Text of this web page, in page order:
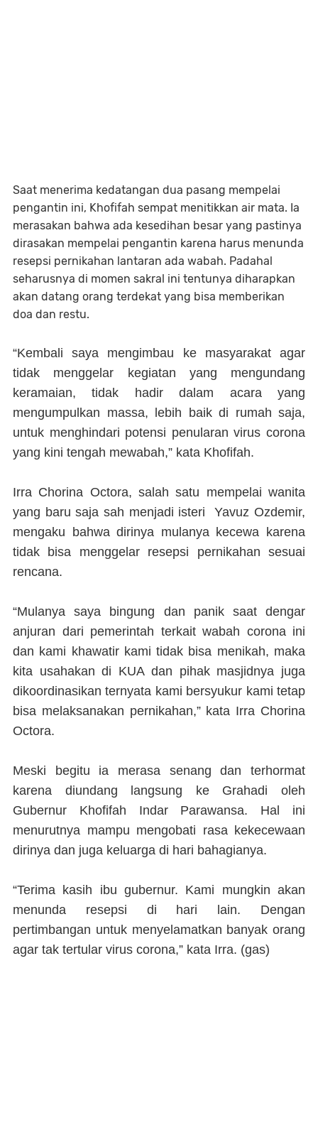
Saat menerima kedatangan dua pasang mempelai
pengantin ini, Khofifah sempat menitikkan air mata. Ia
merasakan bahwa ada kesedihan besar yang pastinya
dirasakan mempelai pengantin karena harus menunda
resepsi pernikahan lantaran ada wabah. Padahal
seharusnya di momen sakral ini tentunya diharapkan
akan datang orang terdekat yang bisa memberikan
doa dan restu.
“Kembali saya mengimbau ke masyarakat agar
tidak menggelar kegiatan yang mengundang
keramaian, tidak hadir dalam acara yang
mengumpulkan massa, lebih baik di rumah saja,
untuk menghindari potensi penularan virus corona
yang kini tengah mewabah,” kata Khofifah.
Irra Chorina Octora, salah satu mempelai wanita
yang baru saja sah menjadi isteri Yavuz Ozdemir,
mengaku bahwa dirinya mulanya kecewa karena
tidak bisa menggelar resepsi pernikahan sesuai
rencana.
“Mulanya saya bingung dan panik saat dengar
anjuran dari pemerintah terkait wabah corona ini
dan kami khawatir kami tidak bisa menikah, maka
kita usahakan di KUA dan pihak masjidnya juga
dikoordinasikan ternyata kami bersyukur kami tetap
bisa melaksanakan pernikahan,” kata Irra Chorina
Octora.
Meski begitu ia merasa senang dan terhormat
karena diundang langsung ke Grahadi oleh
Gubernur Khofifah Indar Parawansa. Hal ini
menurutnya mampu mengobati rasa kekecewaan
dirinya dan juga keluarga di hari bahagianya.
“Terima kasih ibu gubernur. Kami mungkin akan
menunda resepsi di hari lain. Dengan
pertimbangan untuk menyelamatkan banyak orang
agar tak tertular virus corona,” kata Irra. (gas)